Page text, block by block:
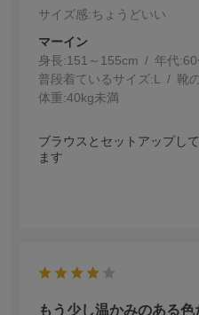
サイズ感:ちょうどいい
マーイン
身長:151～155cm 年代:60
普段着ているサイズ:L 靴
体重:40kg未満
ブラウスとセットアップし
ます
もう少し温かみのある